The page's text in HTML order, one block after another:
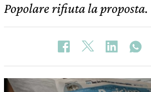
Popolare rifiuta la proposta.